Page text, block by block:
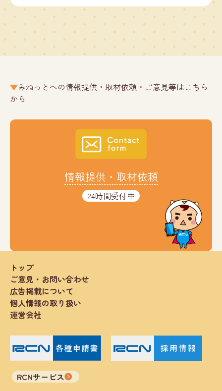
みねっとへの情報提供・取材依頼・ご意見等はこちら
から
情報提供・取材依頼
24時間受付中
トップ
ご意見・お問い合わせ
広告掲載について
個人情報の取り扱い
運営会社
RCNサービス